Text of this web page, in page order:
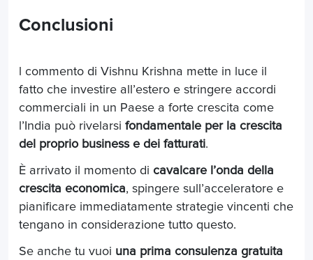
Conclusioni
l commento di Vishnu Krishna mette in luce il
fatto che investire all’estero e stringere accordi
commerciali in un Paese a forte crescita come
l’India può rivelarsi fondamentale per la crescita
del proprio business e dei fatturati.
È arrivato il momento di cavalcare l’onda della
crescita economica, spingere sull’acceleratore e
pianificare immediatamente strategie vincenti che
tengano in considerazione tutto questo.
Se anche tu vuoi una prima consulenza gratuita